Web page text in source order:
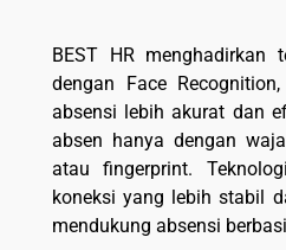
BEST HR menghadirkan
dengan Face
absensi lebih akurat dan
absen hanya dengan
atau fingerprint.
koneksi yang lebih stabil
mendukung absensi